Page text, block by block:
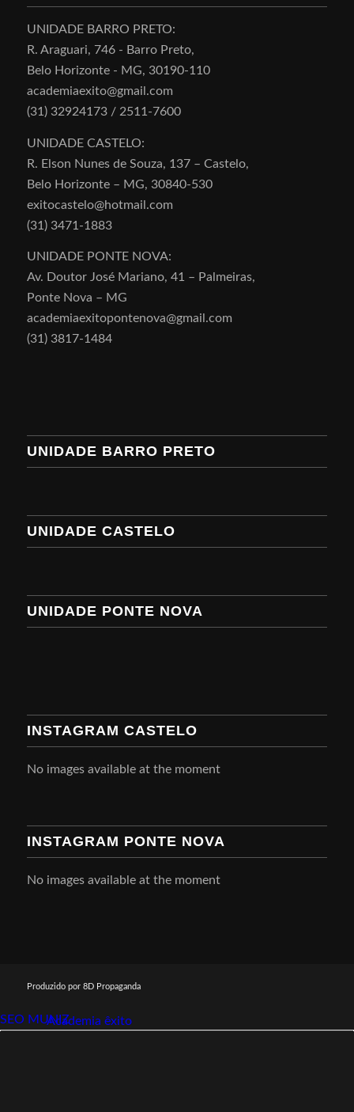
UNIDADE BARRO PRETO:
R. Araguari, 746 - Barro Preto,
Belo Horizonte - MG, 30190-110
academiaexito@gmail.com
(31) 32924173 / 2511-7600
UNIDADE CASTELO:
R. Elson Nunes de Souza, 137 – Castelo,
Belo Horizonte – MG, 30840-530
exitocastelo@hotmail.com
(31) 3471-1883
UNIDADE PONTE NOVA:
Av. Doutor José Mariano, 41 – Palmeiras,
Ponte Nova – MG
academiaexitopontenova@gmail.com
(31) 3817-1484
UNIDADE BARRO PRETO
UNIDADE CASTELO
UNIDADE PONTE NOVA
INSTAGRAM CASTELO
No images available at the moment
INSTAGRAM PONTE NOVA
No images available at the moment
Produzido por 8D Propaganda
SEO MUNIZ
Link112Academia êxito